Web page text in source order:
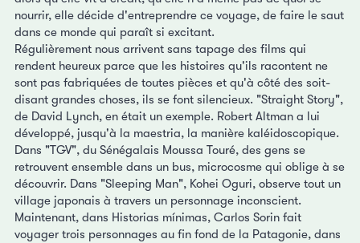
nourrir, elle décide d'entreprendre ce voyage, de faire le saut
dans ce monde qui paraît si excitant.
Régulièrement nous arrivent sans tapage des films qui
rendent heureux parce que les histoires qu'ils racontent ne
sont pas fabriquées de toutes pièces et qu'à côté des soit-
disant grandes choses, ils se font silencieux. "Straight Story",
de David Lynch, en était un exemple. Robert Altman a lui
développé, jusqu'à la maestria, la manière kaléidoscopique.
Dans "TGV", du Sénégalais Moussa Touré, des gens se
retrouvent ensemble dans un bus, microcosme qui oblige à se
découvrir. Dans "Sleeping Man", Kohei Oguri, observe tout un
village japonais à travers un personnage inconscient.
Maintenant, dans Historias mínimas, Carlos Sorin fait
voyager trois personnages au fin fond de la Patagonie, dans